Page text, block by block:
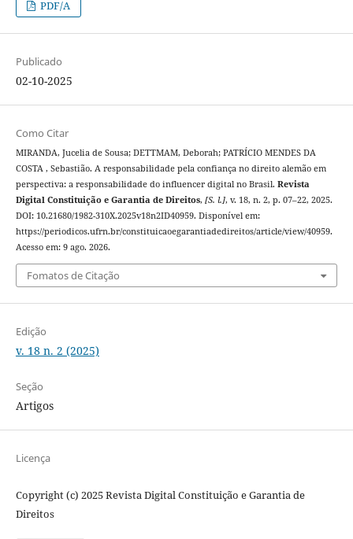
PDF/A
Publicado
02-10-2025
Como Citar
MIRANDA, Jucelia de Sousa; DETTMAM, Deborah; PATRÍCIO MENDES DA
COSTA , Sebastião. A responsabilidade pela confiança no direito alemão em
perspectiva: a responsabilidade do influencer digital no Brasil. Revista
Digital Constituição e Garantia de Direitos, [S. l.], v. 18, n. 2, p. 07–22, 2025.
DOI: 10.21680/1982-310X.2025v18n2ID40959. Disponível em:
https://periodicos.ufrn.br/constituicaoegarantiadedireitos/article/view/40959.
Acesso em: 9 ago. 2026.
Fomatos de Citação
Edição
v. 18 n. 2 (2025)
Seção
Artigos
Licença
Copyright (c) 2025 Revista Digital Constituição e Garantia de
Direitos